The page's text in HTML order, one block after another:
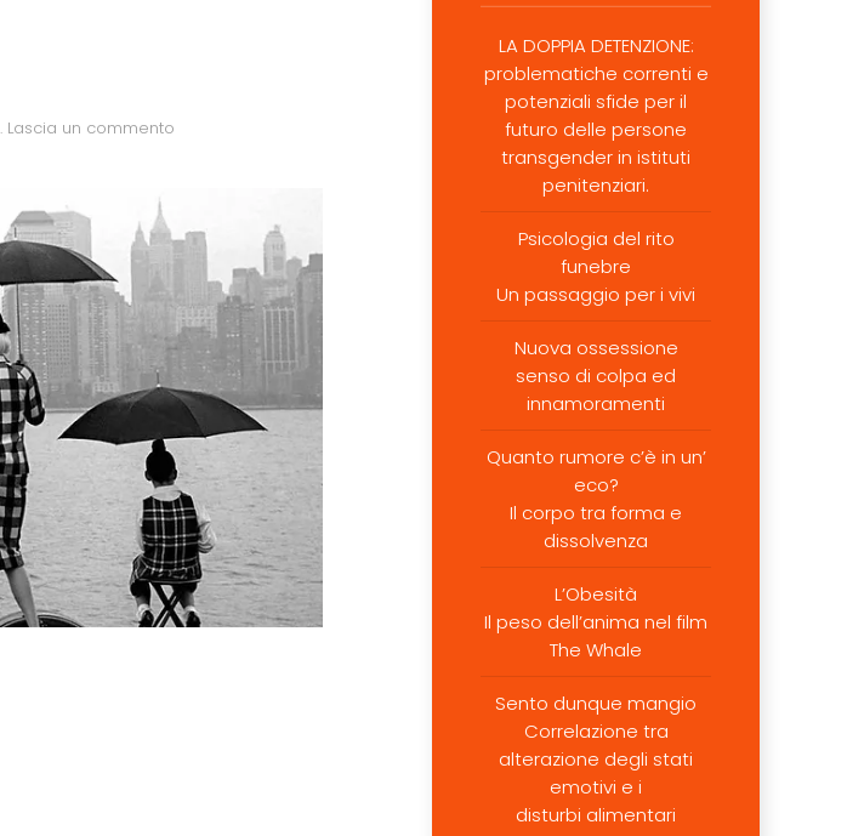
. Lascia un commento
LA DOPPIA DETENZIONE:
problematiche correnti e
potenziali sfide per il
futuro delle persone
transgender in istituti
penitenziari.
Psicologia del rito
funebre
Un passaggio per i vivi
Nuova ossessione
senso di colpa ed
innamoramenti
Quanto rumore c’è in un’
eco?
Il corpo tra forma e
dissolvenza
L’Obesità
Il peso dell’anima nel film
The Whale
Sento dunque mangio
Correlazione tra
alterazione degli stati
emotivi e i
disturbi alimentari